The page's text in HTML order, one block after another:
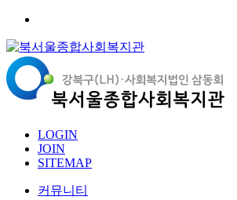
LOGIN
JOIN
SITEMAP
커뮤니티